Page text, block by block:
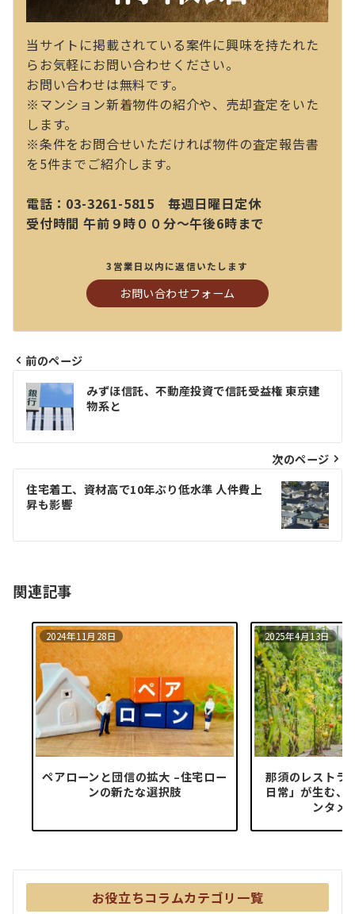
当サイトに掲載されている案件に興味を持たれた
らお気軽にお問い合わせください。
お問い合わせは無料です。
※マンション新着物件の紹介や、売却査定をいた
します。
※条件をお問合せいただければ物件の査定報告書
を5件までご紹介します。
電話：03-3261-5815 毎週日曜日定休
受付時間 午前９時００分～午後6時まで
3営業日以内に返信いたします
お問い合わせフォーム
投
稿
ナ
ビ
ゲ
ー
シ
ン
前のページ
みずほ信託、不動産投資で信託受益権 東京建
物系と
次のページ
住宅着⼯、資材⾼で10年ぶり低⽔準 ⼈件費上
昇も影響
関連記事
2024年11月28日
ペアローンと団信の拡大 –住宅ロー
ンの新たな選択肢
2025年4月13日
那須のレストラ
日常」が生む
ンタメ
お役立ちコラムカテゴリ一覧